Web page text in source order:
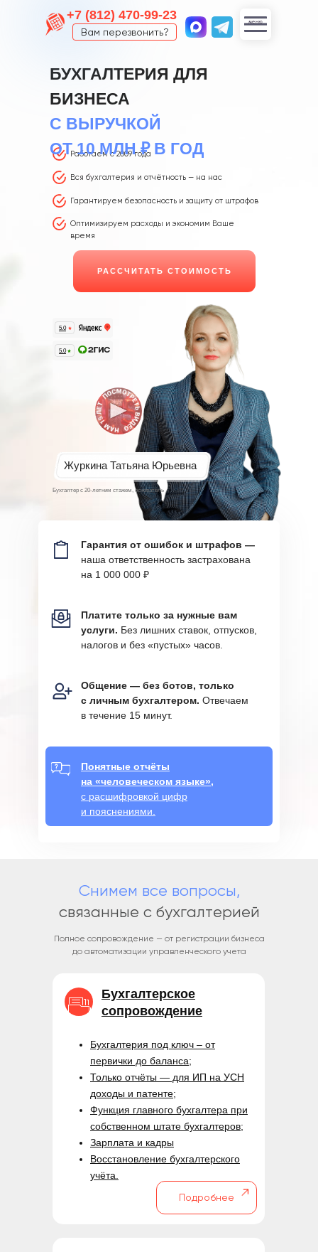
Оптимизируем расходы и экономим Ваше
время
Гарантируем безопасность и защиту от штрафов
Вся бухгалтерия и отчётность — на нас
Работаем с 2009 года
Бухгалтер с 20-летним стажем, основатель
Журкина Татьяна Юрьевна
БУХГАЛТЕРИЯ ДЛЯ
БИЗНЕСА
С ВЫРУЧКОЙ
ОТ 10 МЛН ₽ В ГОД
Понятные отчёты
на «человеческом языке»,
с расшифровкой цифр
и пояснениями.
Общение — без ботов, только
с личным бухгалтером. Отвечаем
в течение 15 минут.
Платите только за нужные вам
услуги. Без лишних ставок, отпусков,
налогов и без «пустых» часов.
РАССЧИТАТЬ СТОИМОСТЬ
+7 (812) 470-99-23
Вам перезвонить?
меню
Гарантия от ошибок и штрафов —
наша ответственность застрахована
на 1 000 000 ₽
5.0
5.0
Снимем все вопросы,
связанные с бухгалтерией
Полное сопровождение — от регистрации бизнеса
до автоматизации управленческого учета
Бухгалтерское
сопровождение
Бухгалтерия под ключ – от
первички до баланса;
Только отчёты — для ИП на УСН
доходы и патенте;
Функция главного бухгалтера при
собственном штате бухгалтеров;
Зарплата и кадры
Восстановление бухгалтерского
учёта.
Подробнее
Вам перезвонить?